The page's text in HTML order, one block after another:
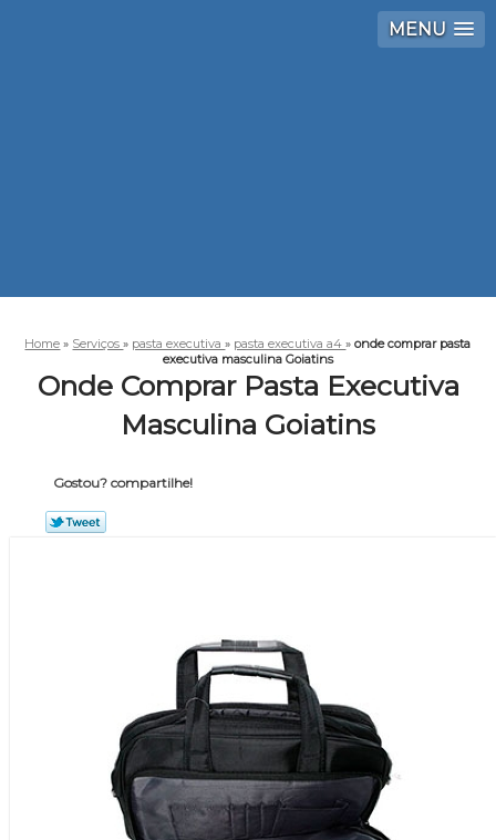
MENU
Home » Serviços» pasta executiva» pasta executiva a4»onde comprar pasta
executiva masculina Goiatins
Onde Comprar Pasta Executiva
Masculina Goiatins
Gostou? compartilhe!